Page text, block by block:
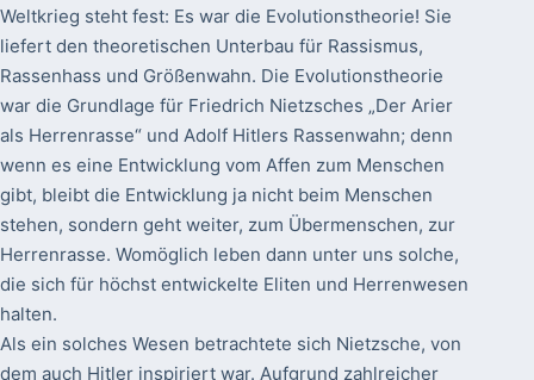
Weltkrieg steht fest: Es war die Evolutionstheorie! Sie
liefert den theoretischen Unterbau für Rassismus,
Rassenhass und Größenwahn. Die Evolutionstheorie
war die Grundlage für Friedrich Nietzsches „Der Arier
als Herrenrasse“ und Adolf Hitlers Rassenwahn; denn
wenn es eine Entwicklung vom Affen zum Menschen
gibt, bleibt die Entwicklung ja nicht beim Menschen
stehen, sondern geht weiter, zum Übermenschen, zur
Herrenrasse. Womöglich leben dann unter uns solche,
die sich für höchst entwickelte Eliten und Herrenwesen
halten.
Als ein solches Wesen betrachtete sich Nietzsche, von
dem auch Hitler inspiriert war. Aufgrund zahlreicher